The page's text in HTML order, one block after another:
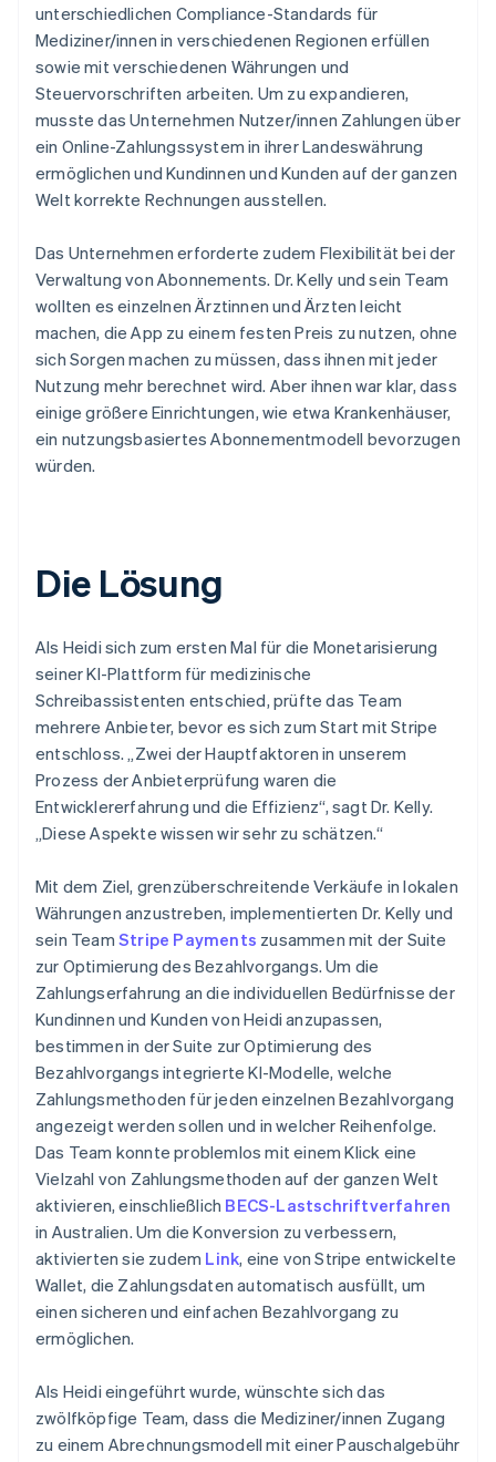
unterschiedlichen Compliance-Standards für
Mediziner/innen in verschiedenen Regionen erfüllen
sowie mit verschiedenen Währungen und
Steuervorschriften arbeiten. Um zu expandieren,
musste das Unternehmen Nutzer/innen Zahlungen über
ein Online-Zahlungssystem in ihrer Landeswährung
ermöglichen und Kundinnen und Kunden auf der ganzen
Welt korrekte Rechnungen ausstellen.
Das Unternehmen erforderte zudem Flexibilität bei der
Verwaltung von Abonnements. Dr. Kelly und sein Team
wollten es einzelnen Ärztinnen und Ärzten leicht
machen, die App zu einem festen Preis zu nutzen, ohne
sich Sorgen machen zu müssen, dass ihnen mit jeder
Nutzung mehr berechnet wird. Aber ihnen war klar, dass
einige größere Einrichtungen, wie etwa Krankenhäuser,
ein nutzungsbasiertes Abonnementmodell bevorzugen
würden.
Die Lösung
Als Heidi sich zum ersten Mal für die Monetarisierung
seiner KI-Plattform für medizinische
Schreibassistenten entschied, prüfte das Team
mehrere Anbieter, bevor es sich zum Start mit Stripe
entschloss. „Zwei der Hauptfaktoren in unserem
Prozess der Anbieterprüfung waren die
Entwicklererfahrung und die Effizienz“, sagt Dr. Kelly.
„Diese Aspekte wissen wir sehr zu schätzen.“
Mit dem Ziel, grenzüberschreitende Verkäufe in lokalen
Währungen anzustreben, implementierten Dr. Kelly und
sein Team Stripe Payments zusammen mit der Suite
zur Optimierung des Bezahlvorgangs. Um die
Zahlungserfahrung an die individuellen Bedürfnisse der
Kundinnen und Kunden von Heidi anzupassen,
bestimmen in der Suite zur Optimierung des
Bezahlvorgangs integrierte KI-Modelle, welche
Zahlungsmethoden für jeden einzelnen Bezahlvorgang
angezeigt werden sollen und in welcher Reihenfolge.
Das Team konnte problemlos mit einem Klick eine
Vielzahl von Zahlungsmethoden auf der ganzen Welt
aktivieren, einschließlich BECS-Lastschriftverfahren
in Australien. Um die Konversion zu verbessern,
aktivierten sie zudem Link, eine von Stripe entwickelte
Wallet, die Zahlungsdaten automatisch ausfüllt, um
einen sicheren und einfachen Bezahlvorgang zu
ermöglichen.
Als Heidi eingeführt wurde, wünschte sich das
zwölfköpfige Team, dass die Mediziner/innen Zugang
zu einem Abrechnungsmodell mit einer Pauschalgebühr